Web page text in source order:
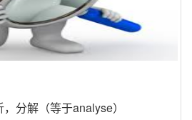
分解（等于analyse）